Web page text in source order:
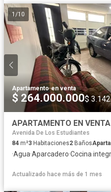
1/10
Apartamento·en venta
$ 264.000.000$
APARTAMENTO EN
Avenida De Los Estudiantes
84 m²3 Habitaciones2 Baños
·Agua·Aparcadero·Cocina
Actualizado hace más de 1 mes